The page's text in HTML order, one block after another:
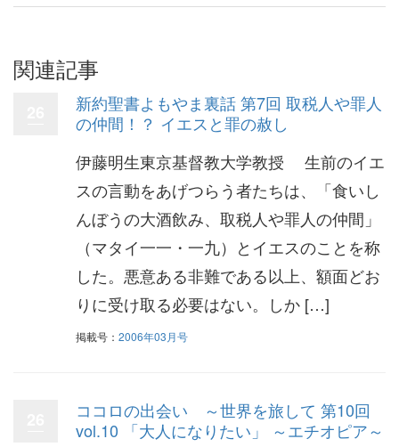
関連記事
新約聖書よもやま裏話 第7回 取税人や罪人
の仲間！？ イエスと罪の赦し
伊藤明生東京基督教大学教授 生前のイエ
スの言動をあげつらう者たちは、「食いし
んぼうの大酒飲み、取税人や罪人の仲間」
（マタイ一一・一九）とイエスのことを称
した。悪意ある非難である以上、額面どお
りに受け取る必要はない。しか […]
掲載号： 2006年03月号
ココロの出会い ～世界を旅して 第10回
vol.10 「大人になりたい」 ～エチオピア～